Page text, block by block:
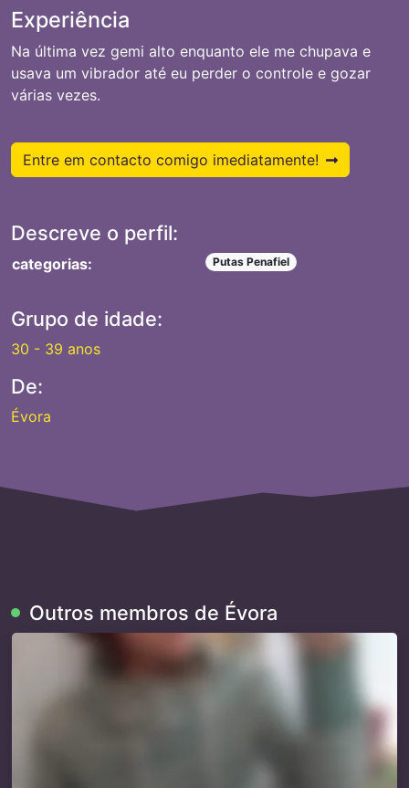
Experiência
Na última vez gemi alto enquanto ele me chupava e
usava um vibrador até eu perder o controle e gozar
várias vezes.
Entre em contacto comigo imediatamente!
Descreve o perfil:
categorias: Putas Penafiel
Grupo de idade:
30 - 39 anos
De:
Évora
Outros membros de Évora